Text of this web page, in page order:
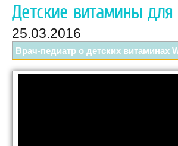
Детские витамины
25.03.2016